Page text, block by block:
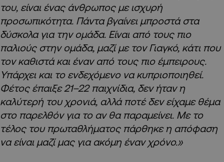
του, είναι ένας άνθρωπος με ισχυρή
προσωπικότητα. Πάντα βγαίνει μπροστά στα
δύσκολα για την ομάδα. Είναι από τους πιο
παλιούς στην ομάδα, μαζί με τον Γιαγκό, κάτι που
τον καθιστά και έναν από τους πιο έμπειρους.
Υπάρχει και το ενδεχόμενο να κυπριοποιηθεί.
Φέτος έπαιξε 21–22 παιχνίδια, δεν ήταν η
καλύτερή του χρονιά, αλλά ποτέ δεν είχαμε θέμα
στο παρελθόν για το αν θα παραμείνει. Με το
τέλος του πρωταθλήματος πάρθηκε η απόφαση
να είναι μαζί μας για ακόμη έναν χρόνο.»